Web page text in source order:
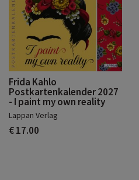
Frida Kahlo
Postkartenkalender 2027
- I paint my own reality
Lappan Verlag
€ 17.00